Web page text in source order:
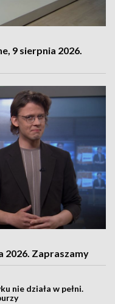
9 sierpnia 2026.
2026. Zapraszamy
nie działa w pełni.